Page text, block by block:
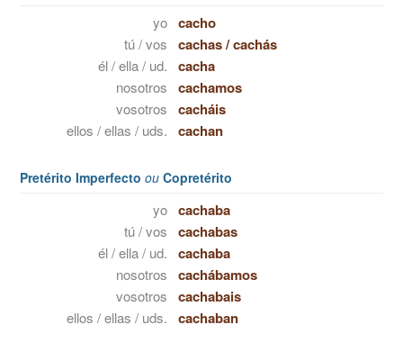
yo cacho
tú / vos cachas/cachás
él / ella / ud. cacha
nosotros cachamos
vosotros cacháis
ellos / ellas / uds. cachan
Pretérito Imperfecto ou Copretérito
yo cachaba
tú / vos cachabas
él / ella / ud. cachaba
nosotros cachábamos
vosotros cachabais
ellos / ellas / uds. cachaban